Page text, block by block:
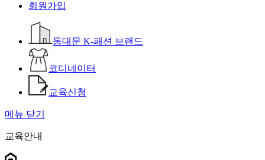
회원가입
동대문 K-패션 브랜드
코디네이터
교육신청
메뉴 닫기
교육안내